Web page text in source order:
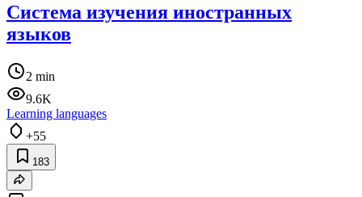
Система изучения иностранных
языков
2 min
9.6K
Learning languages
+55
183